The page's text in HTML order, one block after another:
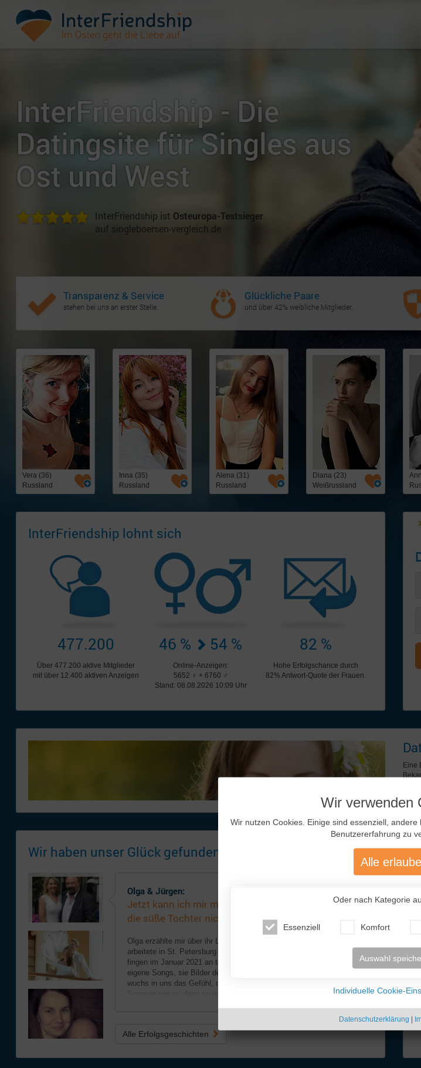
InterFriendship - Die
Datingsite für Singles aus
Ost und West
InterFriendship ist Osteuropa-Testsieger
auf singleboersen-vergleich.de
Transparenz & Service
stehen bei uns an erster Stelle.
Glückliche Paare
und über 42% weibliche Mitglieder.
Vera (36)
Russland
Inna (35)
Russland
Alena (31)
Russland
Diana (23)
Weißrussland
InterFriendship lohnt sich
477.200
Über 477.200 aktive Mitglieder
mit über 12.400 aktiven Anzeigen
46 % 54 %
Online-Anzeigen:
5652 ♀ + 6760 ♂
Stand: 08.08.2026 10:09 Uhr
82 %
Hohe Erfolgschance durch
82% Antwort-Quote der Frauen.
Eine
Wir haben unser Glück gefunden!
Olga & Jürgen:
Jetzt kann ich mir mein Leben ohne meine Frau und
die süße Tochter nicht mehr vorstellen.
Olga erzählte mir über ihr Leben. Sie hatte ein kleines Mädchen,
arbeitete in St. Petersburg und lebte mit ihrer Tochter dort. Wir
fingen im Januar 2021 an täglich zu mailen, ich schickte Bilder und
eigene Songs, sie Bilder der Familie und unserer kleinen Anna. Es
wuchs in uns das Gefühl, dass wir uns unbedingt treffen sollten. Im
Alle Erfolgsgeschichten
Oksana (43)
Marina (44)
Wir verwenden
Wir nutzen Cookies. Einige sind essenziell,
Benutzererfahrung zu
Alle
Oder nach Kategorie
Essenziell Komfort
Auswahl
Individuelle Cookie-
Datenschutzerklärung |